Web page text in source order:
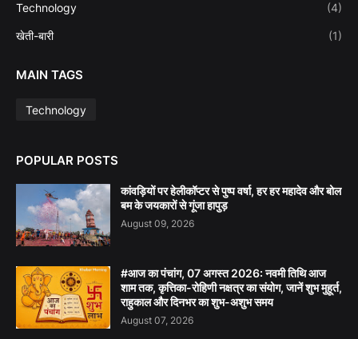
Technology (4)
खेती-बारी (1)
MAIN TAGS
Technology
POPULAR POSTS
कांवड़ियों पर हेलीकॉप्टर से पुष्प वर्षा, हर हर महादेव और बोल
बम के जयकारों से गूंजा हापुड़
August 09, 2026
#आज का पंचांग, 07 अगस्त 2026: नवमी तिथि आज
शाम तक, कृत्तिका-रोहिणी नक्षत्र का संयोग, जानें शुभ मुहूर्त,
राहुकाल और दिनभर का शुभ-अशुभ समय
August 07, 2026